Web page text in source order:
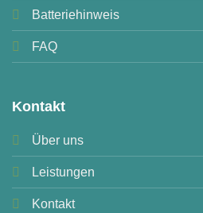
Batteriehinweis
FAQ
Kontakt
Über uns
Leistungen
Kontakt